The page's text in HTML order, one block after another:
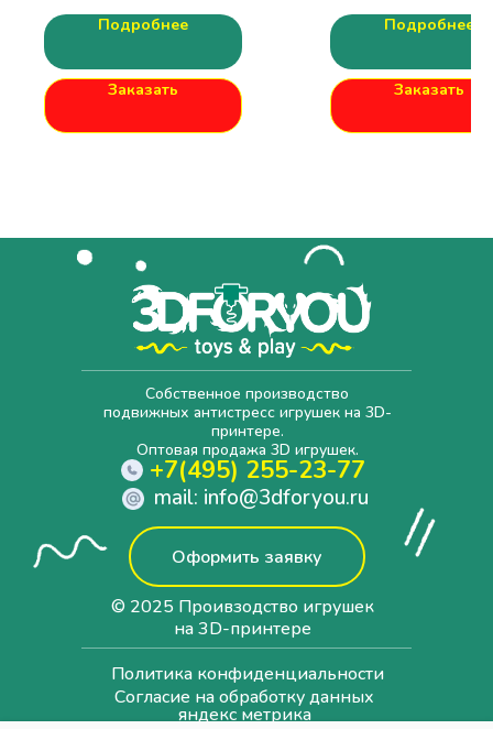
Подробнее
Заказать
Подробнее
Заказать
© 2025 Проивзодство игрушек
на 3D-принтере
Политика конфиденциальности
Согласие на обработку данных
яндекс метрика
+7(495) 255-23-77
Собственное производство
подвижных антистресс игрушек на 3D-
принтере.
Оптовая продажа 3D игрушек.
mail: info@3dforyou.ru
Оформить заявку